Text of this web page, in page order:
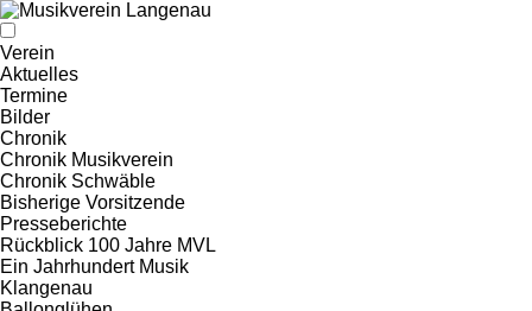
Verein
Aktuelles
Termine
Bilder
Chronik
Chronik Musikverein
Chronik Schwäble
Bisherige Vorsitzende
Presseberichte
Rückblick 100 Jahre MVL
Ein Jahrhundert Musik
Klangenau